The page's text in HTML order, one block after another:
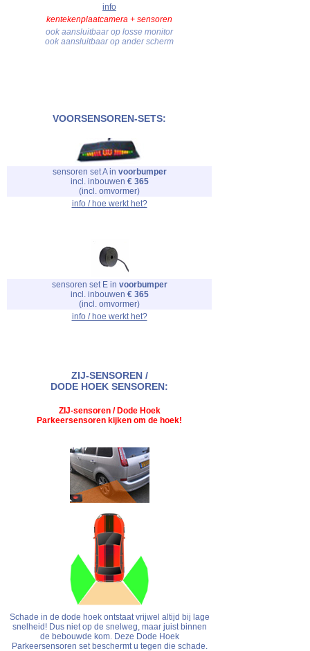
info
kentekenplaatcamera + sensoren
ook aansluitbaar op losse monitor
ook aansluitbaar op ander scherm
VOORSENSOREN-SETS:
sensoren set A in voorbumper
incl. inbouwen € 365
(incl. omvormer)
info / hoe werkt het?
sensoren set E in voorbumper
incl. inbouwen € 365
(incl. omvormer)
info / hoe werkt het?
ZIJ-SENSOREN /
DODE HOEK SENSOREN:
ZIJ-sensoren / Dode Hoek
Parkeersensoren kijken om de hoek!
Schade in de dode hoek ontstaat vrijwel altijd bij lage
snelheid! Dus niet op de snelweg, maar juist binnen
de bebouwde kom. Deze Dode Hoek
Parkeersensoren set beschermt u tegen die schade.